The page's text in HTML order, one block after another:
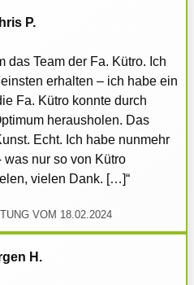
P.
das Team der Fa. Kütro. Ich
erhalten – ich habe ein
Fa. Kütro konnte durch
herausholen. Das
Echt. Ich habe nunmehr
nur so von Kütro
vielen Dank. […]“
VOM 18.02.2024
H.